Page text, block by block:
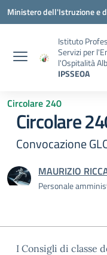
Vai ai contenuti
Vai al menu di navigazione
Vai al footer
Ministero dell'Istruzione e
Istituto
Servizi per
l'Ospitalità
IPSSEOA
Circolare 240
Circolare
Convocazione
MAURIZIO
Personale
I Consigli di classe